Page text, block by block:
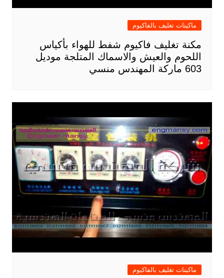
ماكينات تغليف بالفاكيوم
مكنة تغليف فاكيوم شفط للهواء بأكياس
اللحوم والعيش والاسماك المتلجة موديل
603 ماركة المهندس منسي
ماكينات تغليف بالفاكيوم